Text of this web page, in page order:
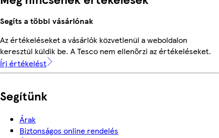
Segíts a többi vásárlónak
Az értékeléseket a vásárlók közvetlenül a weboldalon
keresztül küldik be. A Tesco nem ellenőrzi az értékeléseket.
Írj értékelést
Segítünk
Árak
Biztonságos online rendelés